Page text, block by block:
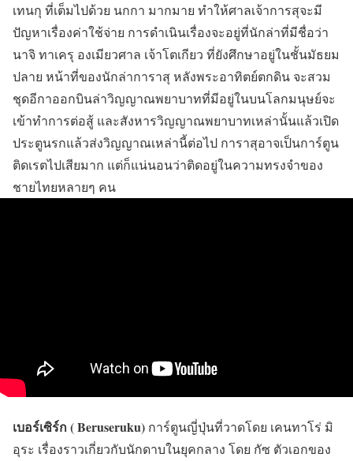
เทนกุ ที่เต็มไปด้วย นกกา มากมาย ทำให้ศาลเจ้าการสุจะมี
ปัญหาเรื่องค่าใช้จ่าย การดำเนินเรื่องจะอยู่ที่นักล่าที่มีชื่อว่า
นาจิ ทาเครุ องเมียวศาล เจ้าโตเกียว ที่ยังศึกษาอยู่ในชั้นมัธยม
ปลาย หน้าที่ของนักล่าการาสุ หลังพระอาทิตย์ตกดิน จะสวม
ชุดอีกาออกบินล่าวิญญาณพยาบาทที่มีอยู่ในบนโลกมนุษย์จะ
เข้าทำการต่อสู้ และสังหารวิญญาณพยาบาทเหล่านั้นแล้วเปิด
ประตูนรกแล้วส่งวิญญาณเหล่านี้ต่อไป การาสุอาจเป็นการ์ตูน
ติดเรตไปเสียมาก แต่ก็แน่นอนว่าติดอยู่ในความทรงจำของ
ชายไทยหลายๆ คน
เบอร์เซิร์ก ( Beruseruku) การ์ตูนญี่ปุ่นที่วาดโดย เคนทาโร่ มิ
อุระ เรื่องราวเกี่ยวกับนักดาบในยุคกลาง โดย กัซ ตัวเอกของ